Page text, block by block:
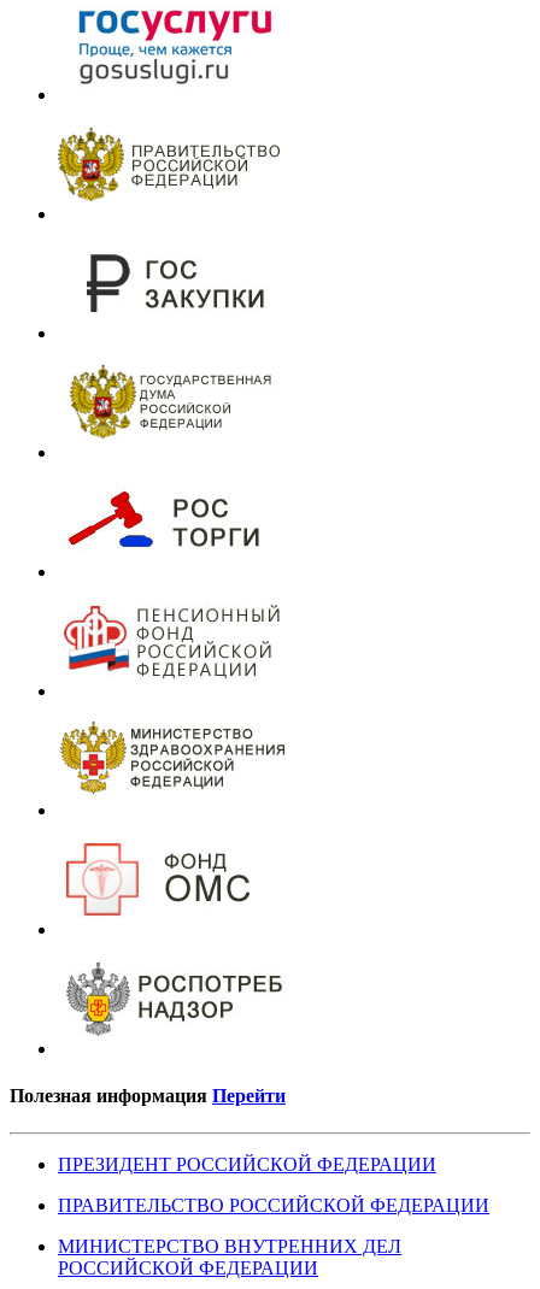
Полезная информация Перейти
ПРЕЗИДЕНТ РОССИЙСКОЙ ФЕДЕРАЦИИ
ПРАВИТЕЛЬСТВО РОССИЙСКОЙ ФЕДЕРАЦИИ
МИНИСТЕРСТВО ВНУТРЕННИХ ДЕЛ
РОССИЙСКОЙ ФЕДЕРАЦИИ